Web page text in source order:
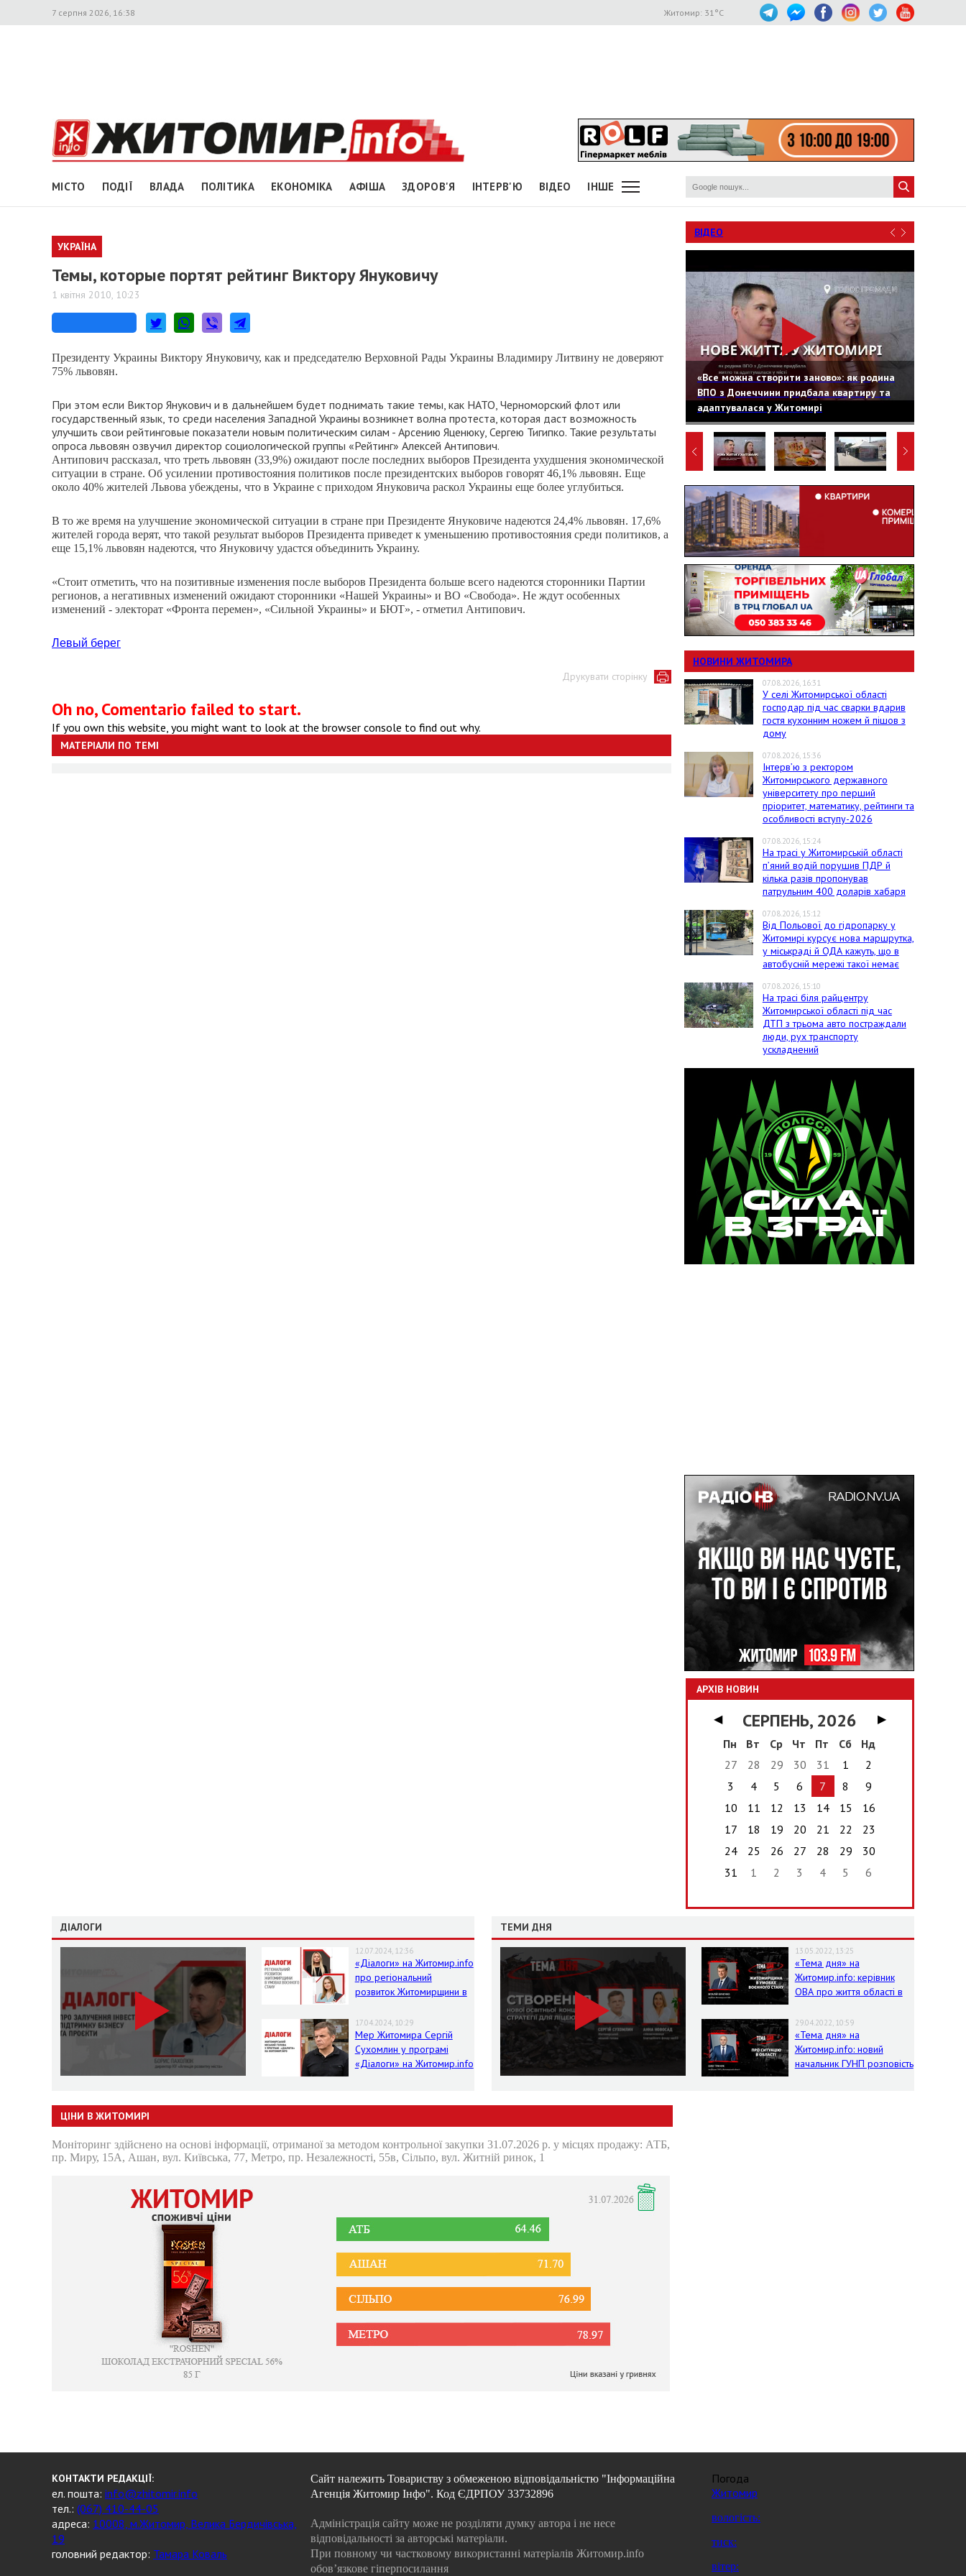
7 серпня 2026, 16:38 Житомир: 31°C
МІСТО ПОДІЇ ВЛАДА ПОЛІТИКА ЕКОНОМІКА АФІША ЗДОРОВ'Я ІНТЕРВ'Ю ВІДЕО ІНШЕ
УКРАЇНА
Темы, которые портят рейтинг Виктору Януковичу
1 квітня 2010, 10:23
Президенту Украины Виктору Януковичу, как и председателю Верховной Рады Украины Владимиру Литвину не доверяют
75% львовян.
При этом если Виктор Янукович и в дальнейшем будет поднимать такие темы, как НАТО, Черноморский флот или
государственный язык, то среди населения Западной Украины возникнет волна протеста, которая даст возможность
улучшить свои рейтинговые показатели новым политическим силам - Арсению Яценюку, Сергею Тигипко. Такие результаты
опроса львовян озвучил директор социологической группы «Рейтинг» Алексей Антипович.
Антипович рассказал, что треть львовян (33,9%) ожидают после последних выборов Президента ухудшения экономической
ситуации в стране. Об усилении противостояния политиков после президентских выборов говорят 46,1% львовян. Еще
около 40% жителей Львова убеждены, что в Украине с приходом Януковича раскол Украины еще более углубиться.
В то же время на улучшение экономической ситуации в стране при Президенте Януковиче надеются 24,4% львовян. 17,6%
жителей города верят, что такой результат выборов Президента приведет к уменьшению противостояния среди политиков, а
еще 15,1% львовян надеются, что Януковичу удастся объединить Украину.
«Стоит отметить, что на позитивные изменения после выборов Президента больше всего надеются сторонники Партии
регионов, а негативных изменений ожидают сторонники «Нашей Украины» и ВО «Свобода». Не ждут особенных
изменений - электорат «Фронта перемен», «Сильной Украины» и БЮТ», - отметил Антипович.
Левый берег
Друкувати сторінку
Oh no, Comentario failed to start.
If you own this website, you might want to look at the browser console to find out why.
МАТЕРІАЛИ ПО ТЕМІ
ВІДЕО
«Все можна створити заново»: як родина
ВПО з Донеччини придбала квартиру та
адаптувалася у Житомирі
НОВИНИ ЖИТОМИРА
07.08.2026, 16:31
У селі Житомирської області
господар під час сварки вдарив
гостя кухонним ножем й пішов з
дому
07.08.2026, 15:36
Інтерв’ю з ректором
Житомирського державного
університету про перший
пріоритет, математику, рейтинги та
особливості вступу-2026
07.08.2026, 15:24
На трасі у Житомирській області
п’яний водій порушив ПДР й
кілька разів пропонував
патрульним 400 доларів хабаря
07.08.2026, 15:12
Від Польової до гідропарку у
Житомирі курсує нова маршрутка,
у міськраді й ОДА кажуть, що в
автобусній мережі такої немає
07.08.2026, 15:10
На трасі біля райцентру
Житомирської області під час
ДТП з трьома авто постраждали
люди, рух транспорту
ускладнений
АРХІВ НОВИН
◀ СЕРПЕНЬ, 2026
▶
Пн
Вт Ср Чт Пт Сб
Нд
27
28 29 30 31 1
2
3
4 5 6 7 8
9
10
11 12 13 14 15
16
17
18 19 20 21 22
23
24
25 26 27 28 29
30
31
1 2 3 4 5 6
ДІАЛОГИ
12.07.2024, 12:36
«Діалоги» на Житомир.info
про регіональний
розвиток Житомирщини в
17.04.2024, 10:29
Мер Житомира Сергій
Сухомлин у програмі
«Діалоги» на Житомир.info
ТЕМИ ДНЯ
13.05.2022, 13:25
«Тема дня» на
Житомир.info: керівник
ОВА про життя області в
29.04.2022, 10:59
«Тема дня» на
Житомир.info: новий
начальник ГУНП розповість
ЦІНИ В ЖИТОМИРІ
Моніторинг здійснено на основі інформації, отриманої за методом контрольної закупки 31.07.2026 р. у місцях продажу: АТБ,
пр. Миру, 15А, Ашан, вул. Київська, 77, Метро, пр. Незалежності, 55в, Сільпо, вул. Житній ринок, 1
КОНТАКТИ РЕДАКЦІЇ:
ел. пошта: info@zhitomir.info
тел.: (067) 410-44-05
адреса: 10008, м.Житомир, Велика Бердичівська,
19
головний редактор: Тамара Коваль
Сайт належить Товариству з обмеженою відповідальністю "Інформаційна
Агенція Житомир Інфо". Код ЄДРПОУ 33732896
Адміністрація сайту може не розділяти думку автора і не несе
відповідальності за авторські матеріали.
При повному чи частковому використанні матеріалів Житомир.info
обов’язкове гіперпосилання
Погода
Житомир
вологість:
тиск:
вітер: